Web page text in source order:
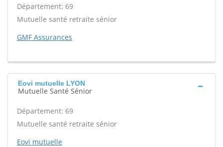
Département: 69
Mutuelle santé retraite sénior
GMF Assurances
Eovi mutuelle LYON
Mutuelle Santé Sénior
Département: 69
Mutuelle santé retraite sénior
Eovi mutuelle